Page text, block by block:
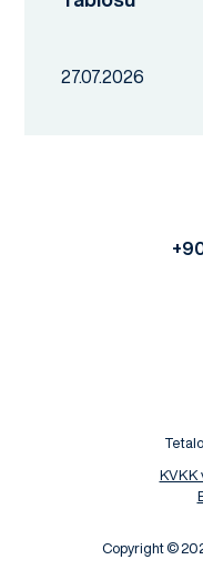
27.07.2026
KVKK
Copyright ©